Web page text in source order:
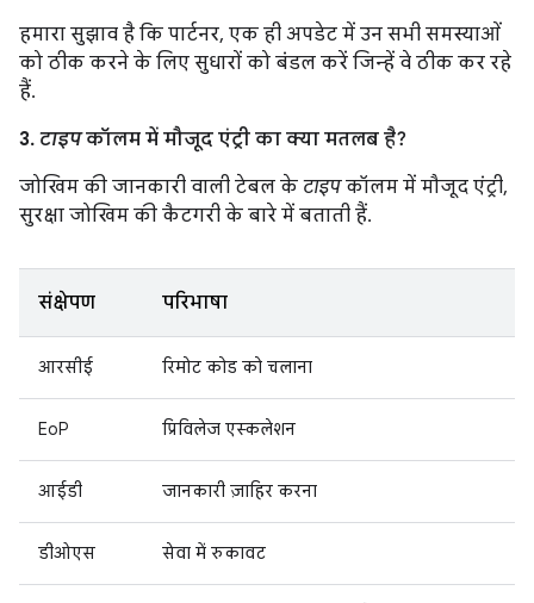
हमारा सुझाव है कि पार्टनर, एक ही अपडेट में उन सभी समस्याओं
को ठीक करने के लिए सुधारों को बंडल करें जिन्हें वे ठीक कर रहे
हैं.
3. टाइपकॉलम में मौजूद एंट्री का क्या मतलब है?
जोखिम की जानकारी वाली टेबल के टाइपकॉलम में मौजूद एंट्री,
सुरक्षा जोखिम की कैटगरी के बारे में बताती हैं.
संक्षेपण परिभाषा
आरसीई रिमोट कोड को चलाना
EoP प्रिविलेज एस्कलेशन
आईडी जानकारी ज़ाहिर करना
डीओएस सेवा में रुकावट